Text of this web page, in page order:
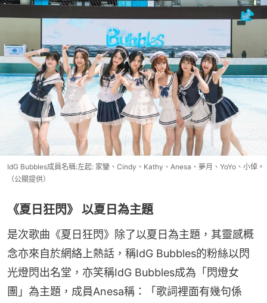
IdG Bubbles成員名稱:左起: 家鑾、Cindy、Kathy、Anesa、夢月、YoYo、小倬。
（公關提供）
《夏日狂閃》 以夏日為主題
是次歌曲《夏日狂閃》除了以夏日為主題，其靈感概
念亦來自於網絡上熱話，稱IdG Bubbles的粉絲以閃
光燈閃出名堂，亦笑稱IdG Bubbles成為「閃燈女
團」為主題，成員Anesa稱：「歌詞裡面有幾句係